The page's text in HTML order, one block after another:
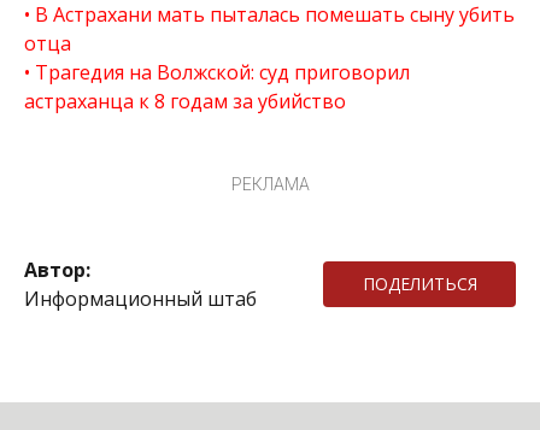
В Астрахани мать пыталась помешать сыну убить
отца
Трагедия на Волжской: суд приговорил
астраханца к 8 годам за убийство
РЕКЛАМА
Автор:
Информационный штаб
ПОДЕЛИТЬСЯ